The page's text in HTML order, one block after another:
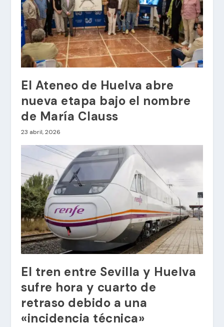
El Ateneo de Huelva abre
nueva etapa bajo el nombre
de María Clauss
23 abril, 2026
El tren entre Sevilla y Huelva
sufre hora y cuarto de
retraso debido a una
«incidencia técnica»